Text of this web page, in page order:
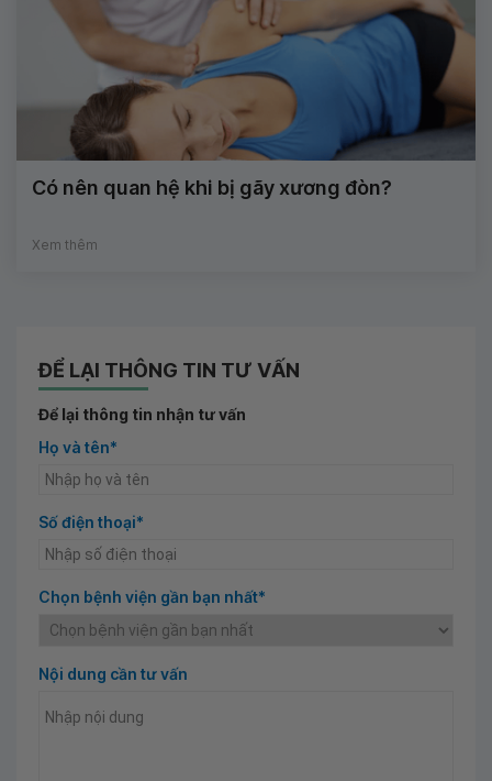
Có nên quan hệ khi bị gãy xương đòn?
Xem thêm
ĐỂ LẠI THÔNG TIN TƯ VẤN
Để lại thông tin nhận tư vấn
Họ và tên*
Số điện thoại*
Chọn bệnh viện gần bạn nhất*
Nội dung cần tư vấn